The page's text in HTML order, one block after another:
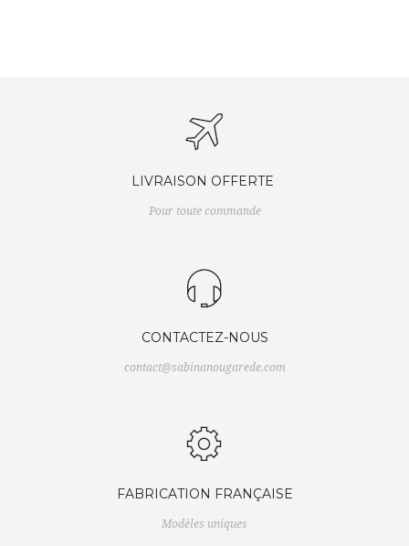
LIVRAISON OFFERTE
Pour toute commande
CONTACTEZ-NOUS
contact@sabinanougarede.com
FABRICATION FRANÇAISE
Modèles uniques